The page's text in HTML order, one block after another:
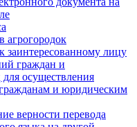
агрогородок
заинтересованному лицу
граждан и
осуществления
и юридическим
верности перевода